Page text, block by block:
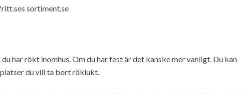
sortiment.se
har rökt inomhus. Om du har fest är det kanske mer vanligt. Du kan
du vill ta bort röklukt.